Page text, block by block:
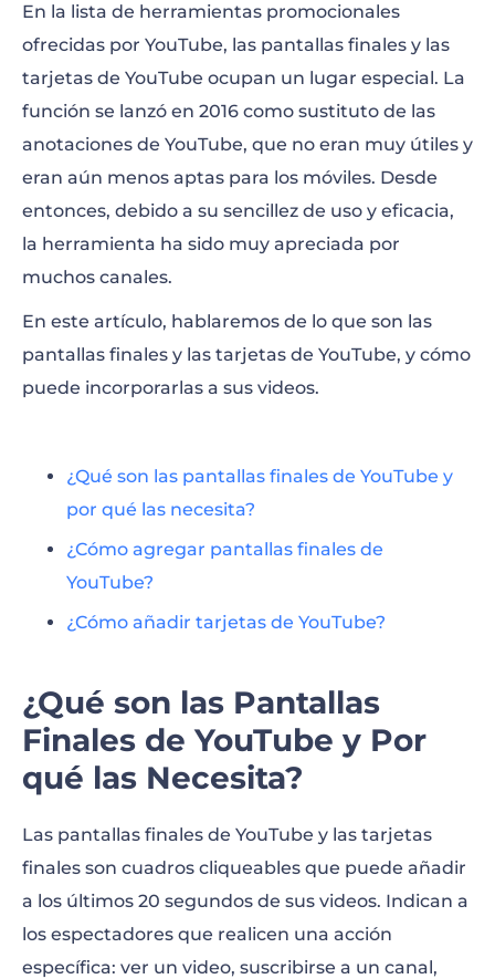
¿Cómo Agregar Pantallas Finales de
YouTube?
¿Cómo Añadir Tarjetas de YouTube?
En la lista de herramientas promocionales
ofrecidas por YouTube, las pantallas finales y las
tarjetas de YouTube ocupan un lugar especial. La
función se lanzó en 2016 como sustituto de las
anotaciones de YouTube, que no eran muy útiles y
eran aún menos aptas para los móviles. Desde
entonces, debido a su sencillez de uso y eficacia,
la herramienta ha sido muy apreciada por
muchos canales.
En este artículo, hablaremos de lo que son las
pantallas finales y las tarjetas de YouTube, y cómo
puede incorporarlas a sus videos.
¿Qué son las pantallas finales de YouTube y
por qué las necesita?
¿Cómo agregar pantallas finales de
YouTube?
¿Cómo añadir tarjetas de YouTube?
¿Qué son las Pantallas
Finales de YouTube y Por
qué las Necesita?
Las pantallas finales de YouTube y las tarjetas
finales son cuadros cliqueables que puede añadir
a los últimos 20 segundos de sus videos. Indican a
los espectadores que realicen una acción
específica: ver un video, suscribirse a un canal,